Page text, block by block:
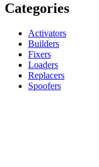
Categories
Activators
Builders
Fixers
Loaders
Replacers
Spoofers